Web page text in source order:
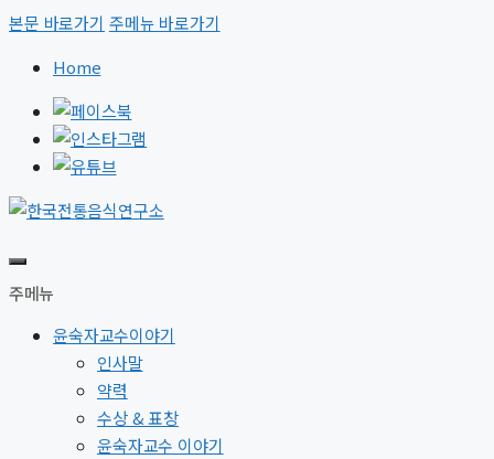
본문 바로가기 주메뉴 바로가기
Home
주메뉴
윤숙자교수이야기
인사말
약력
수상 & 표창
윤숙자교수 이야기